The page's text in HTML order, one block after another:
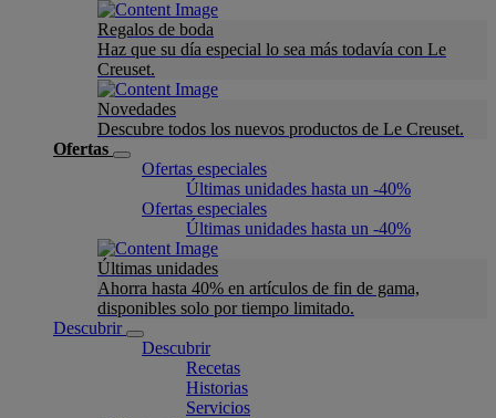
Regalos de boda
Haz que su día especial lo sea más todavía con Le
Creuset.
Novedades
Descubre todos los nuevos productos de Le Creuset.
Ofertas
Ofertas especiales
Últimas unidades hasta un -40%
Ofertas especiales
Últimas unidades hasta un -40%
Últimas unidades
Ahorra hasta 40% en artículos de fin de gama,
disponibles solo por tiempo limitado.
Descubrir
Descubrir
Recetas
Historias
Servicios